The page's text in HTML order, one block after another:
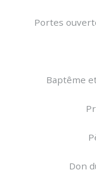
Portes
Baptême
Don